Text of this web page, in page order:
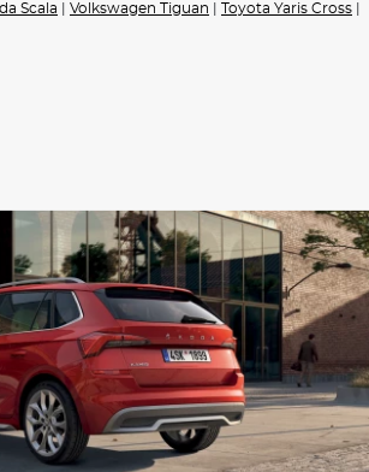
regulací
y) a nabíjecí zásuvka(-y) se zvýšeným
Scala Volkswagen Tiguan Toyota Yaris Cross